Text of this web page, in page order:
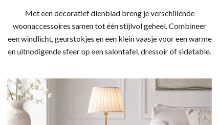
Met een decoratief dienblad breng je verschillende
woonaccessoires samen tot één stijlvol geheel. Combineer
een windlicht, geurstokjes en een klein vaasje voor een warme
en uitnodigende sfeer op een salontafel, dressoir of sidetable.